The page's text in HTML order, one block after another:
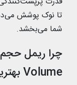
تا نوک پوشش
شما می‌بخشد.
Volume بهترین انتخاب است؟